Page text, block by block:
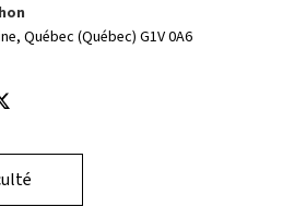
Québec (Québec) G1V 0A6
Instagram
sur Youtube
nous sur Twitter